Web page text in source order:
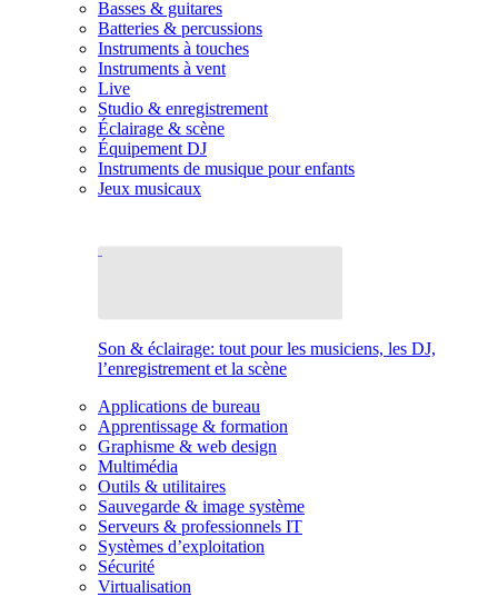
Basses & guitares
Batteries & percussions
Instruments à touches
Instruments à vent
Live
Studio & enregistrement
Éclairage & scène
Équipement DJ
Instruments de musique pour enfants
Jeux musicaux
Son & éclairage: tout pour les musiciens, les DJ,
l’enregistrement et la scène
Applications de bureau
Apprentissage & formation
Graphisme & web design
Multimédia
Outils & utilitaires
Sauvegarde & image système
Serveurs & professionnels IT
Systèmes d’exploitation
Sécurité
Virtualisation